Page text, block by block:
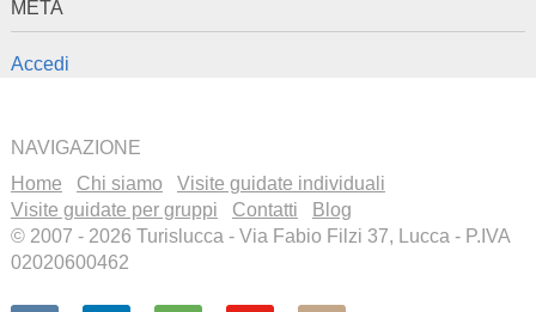
META
Accedi
NAVIGAZIONE
Home
Chi siamo
Visite guidate individuali
Visite guidate per gruppi
Contatti
Blog
© 2007 - 2026 Turislucca - Via Fabio Filzi 37, Lucca - P.IVA
02020600462